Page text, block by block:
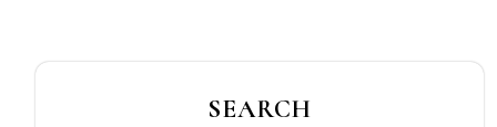
SEARCH